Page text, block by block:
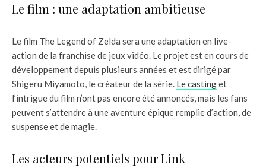
Le film : une adaptation ambitieuse
Le film The Legend of Zelda sera une adaptation en live-
action de la franchise de jeux vidéo. Le projet est en cours de
développement depuis plusieurs années et est dirigé par
Shigeru Miyamoto, le créateur de la série. Le castinget
l’intrigue du film n’ont pas encore été annoncés, mais les fans
peuvent s’attendre à une aventure épique remplie d’action, de
suspense et de magie.
Les acteurs potentiels pour Link